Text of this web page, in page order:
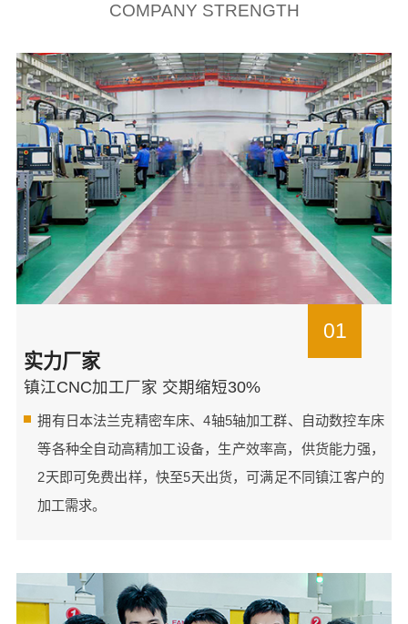
COMPANY STRENGTH
01
实力厂家
镇江CNC加工厂家 交期缩短30%
拥有日本法兰克精密车床、4轴5轴加工群、自动数控车床
等各种全自动高精加工设备，生产效率高，供货能力强，
2天即可免费出样，快至5天出货，可满足不同镇江客户的
加工需求。